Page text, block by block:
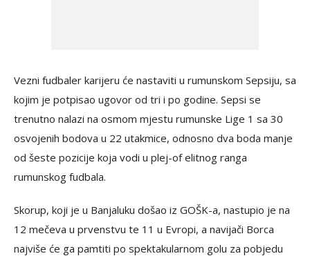
Vezni fudbaler karijeru će nastaviti u rumunskom Sepsiju, sa
kojim je potpisao ugovor od tri i po godine. Sepsi se
trenutno nalazi na osmom mjestu rumunske Lige 1 sa 30
osvojenih bodova u 22 utakmice, odnosno dva boda manje
od šeste pozicije koja vodi u plej-of elitnog ranga
rumunskog fudbala.
Skorup, koji je u Banjaluku došao iz GOŠK-a, nastupio je na
12 mečeva u prvenstvu te 11 u Evropi, a navijači Borca
najviše će ga pamtiti po spektakularnom golu za pobjedu